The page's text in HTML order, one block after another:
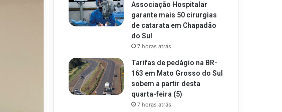
Associação Hospitalar
garante mais 50 cirurgias
de catarata em Chapadão
do Sul
7 horas atrás
Tarifas de pedágio na BR-
163 em Mato Grosso do Sul
sobem a partir desta
quarta-feira (5)
7 horas atrás